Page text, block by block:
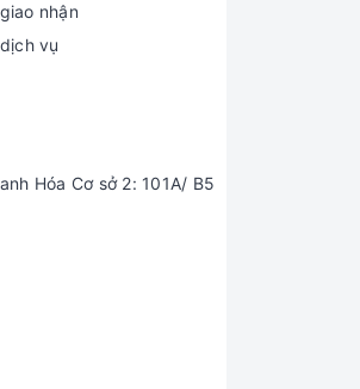
điện và nước tối đa
quá trình giặt phơi.
nhận
vụ
Hóa Cơ sở 2: 101A/ B5